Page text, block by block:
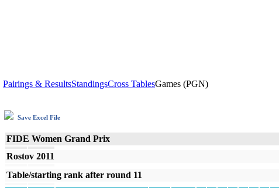
Pairings & ResultsStandingsCross TablesGames (PGN)
Save Excel File
FIDE Women Grand Prix
Rostov 2011
Table/starting rank after round 11